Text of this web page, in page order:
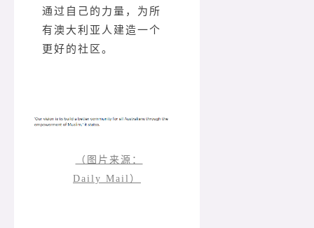
通过自己的力量，为所
有澳大利亚人建造一个
更好的社区。
（图片来源：
Daily Mail）